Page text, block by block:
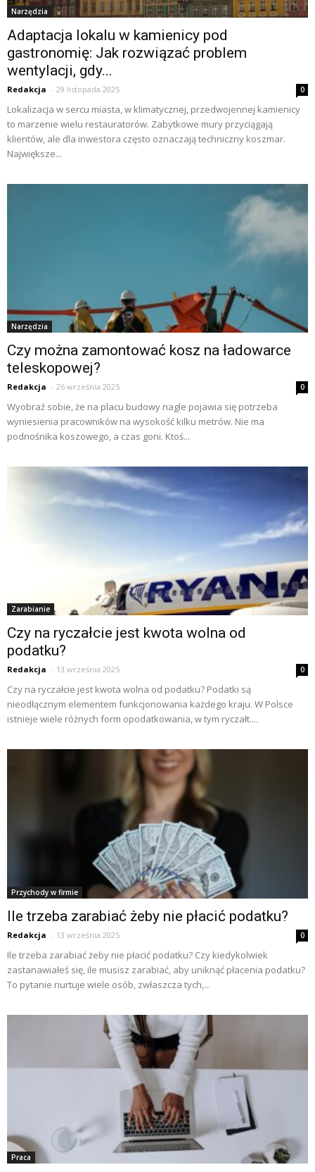
Narzędzia
Adaptacja lokalu w kamienicy pod
gastronomię: Jak rozwiązać problem
wentylacji, gdy...
Redakcja - 29 listopada 2025 0
Lokalizacja w sercu miasta, w klimatycznej, przedwojennej kamienicy
to marzenie wielu restauratorów. Zabytkowe mury przyciągają
klientów, ale dla inwestora często oznaczają techniczny koszmar.
Największe...
Narzędzia
Czy można zamontować kosz na ładowarce
teleskopowej?
Redakcja - 26 września 2025 0
Wyobraź sobie, że na placu budowy nagle pojawia się potrzeba
wyniesienia pracowników na wysokość kilku metrów. Nie ma
podnośnika koszowego, a czas goni. Ktoś...
Zarabianie
Czy na ryczałcie jest kwota wolna od
podatku?
Redakcja - 13 września 2025 0
Czy na ryczałcie jest kwota wolna od podatku? Podatki są
nieodłącznym elementem funkcjonowania każdego kraju. W Polsce
istnieje wiele różnych form opodatkowania, w tym ryczałt....
Przychody w firmie
Ile trzeba zarabiać żeby nie płacić podatku?
Redakcja - 13 września 2025 0
Ile trzeba zarabiać żeby nie płacić podatku? Czy kiedykolwiek
zastanawiałeś się, ile musisz zarabiać, aby uniknąć płacenia podatku?
To pytanie nurtuje wiele osób, zwłaszcza tych,...
Praca